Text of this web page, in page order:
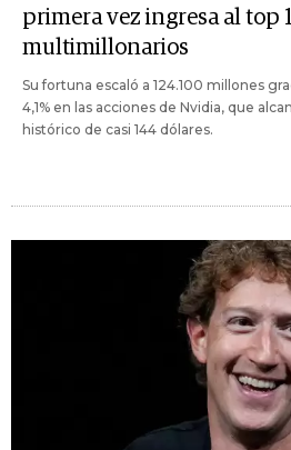
primera vez ingresa al top
multimillonarios
Su fortuna escaló a 124.100 millones
4,1% en las acciones de Nvidia, que
histórico de casi 144 dólares.